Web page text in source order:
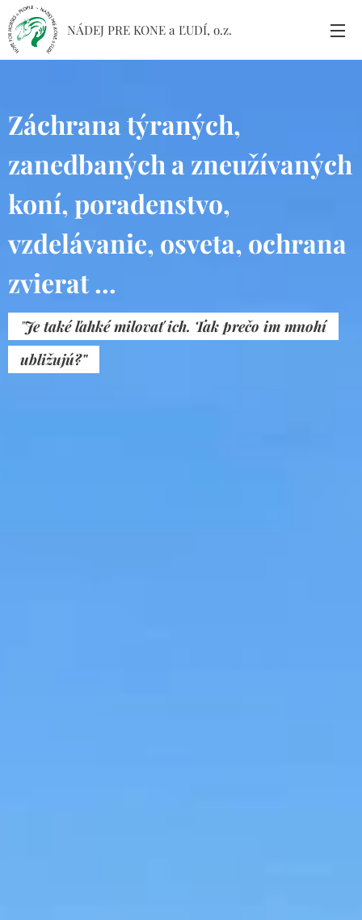
NÁDEJ PRE KONE a ĽUDÍ, o.z.
Záchrana týraných,
zanedbaných a zneužívaných
koní, poradenstvo,
vzdelávanie, osveta, ochrana
zvierat ...
"Je také ľahké milovať ich. Tak prečo im mnohí
ubližujú?"